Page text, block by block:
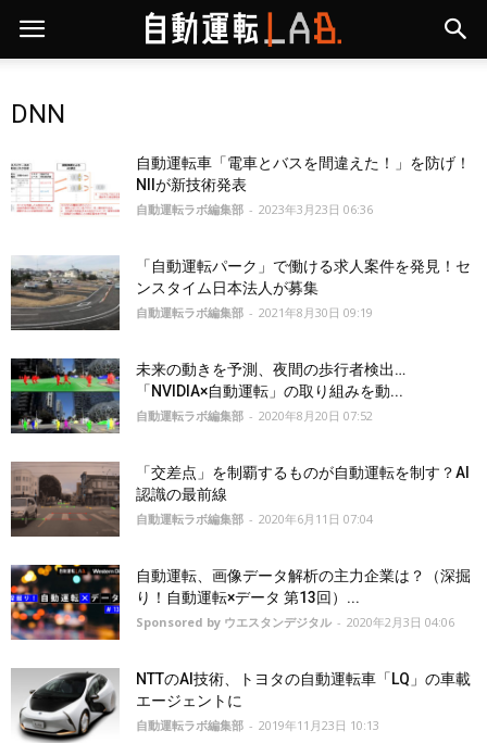
DNN
自動運転車「電車とバスを間違えた！」を防げ！
NIIが新技術発表
自動運転ラボ編集部 - 2023年3月23日 06:36
「自動運転パーク」で働ける求人案件を発見！セ
ンスタイム日本法人が募集
自動運転ラボ編集部 - 2021年8月30日 09:19
未来の動きを予測、夜間の歩行者検出…
「NVIDIA×自動運転」の取り組みを動...
自動運転ラボ編集部 - 2020年8月20日 07:52
「交差点」を制覇するものが自動運転を制す？AI
認識の最前線
自動運転ラボ編集部 - 2020年6月11日 07:04
自動運転、画像データ解析の主力企業は？（深掘
り！自動運転×データ 第13回）...
Sponsored by ウエスタンデジタル - 2020年2月3日 04:06
NTTのAI技術、トヨタの自動運転車「LQ」の車載
エージェントに
自動運転ラボ編集部 - 2019年11月23日 10:13